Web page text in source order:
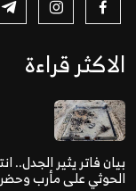
الاكثر قراءة
بيان فاتر يثير الجدل..
الحوثي على مأرب